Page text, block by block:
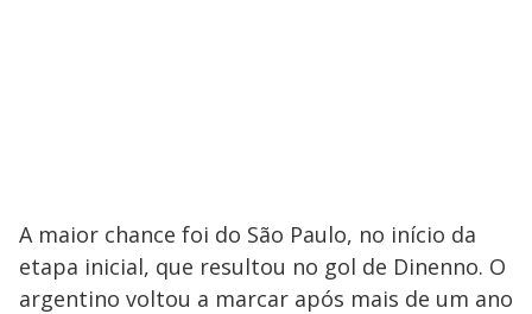
A maior chance foi do São Paulo, no início da
etapa inicial, que resultou no gol de Dinenno. O
argentino voltou a marcar após mais de um ano